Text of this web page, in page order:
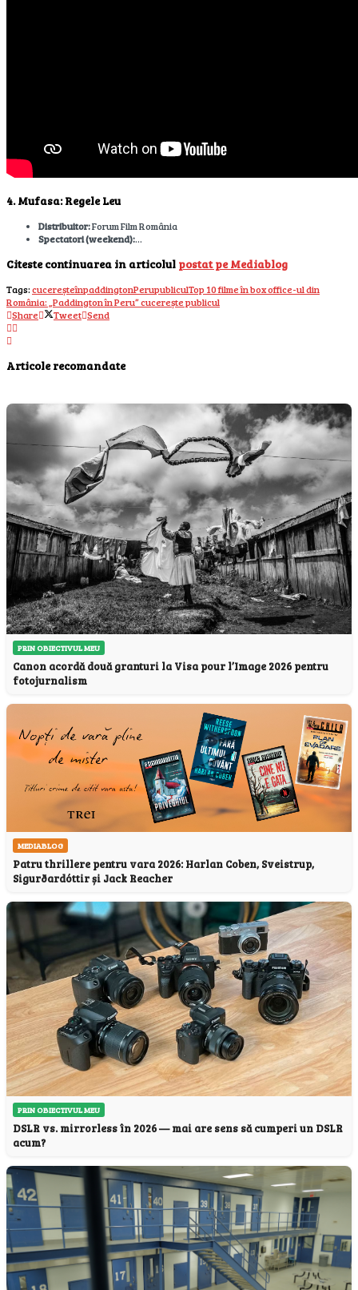
4. Mufasa: Regele Leu
Distribuitor:Forum Film România
Spectatori (weekend):…
Citeste continuarea in articolul postat pe Mediablog
Tags:cucereșteînpaddingtonPerupubliculTop 10 filme în box office-ul din
România: „Paddington în Peru” cucerește publicul
Share
Tweet Send
Articole recomandate
PRIN OBIECTIVUL MEU
Canon acordă două granturi la Visa pour l’Image 2026 pentru
fotojurnalism
MEDIABLOG
Patru thrillere pentru vara 2026: Harlan Coben, Sveistrup,
Sigurðardóttir și Jack Reacher
PRIN OBIECTIVUL MEU
DSLR vs. mirrorless în 2026 — mai are sens să cumperi un DSLR
acum?